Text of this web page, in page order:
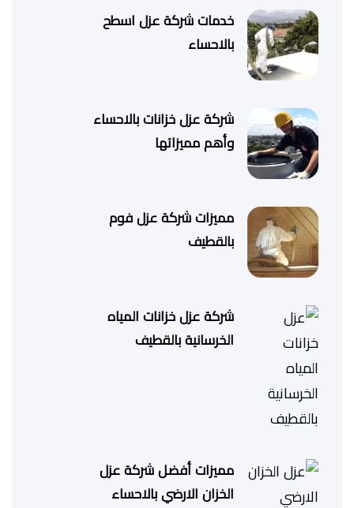
خدمات شركة عزل اسطح
بالاحساء
شركة عزل خزانات بالاحساء
وأهم مميزاتها
مميزات شركة عزل فوم
بالقطيف
شركة عزل خزانات المياه
الخرسانية بالقطيف
مميزات أفضل شركة عزل
الخزان الارضي بالاحساء